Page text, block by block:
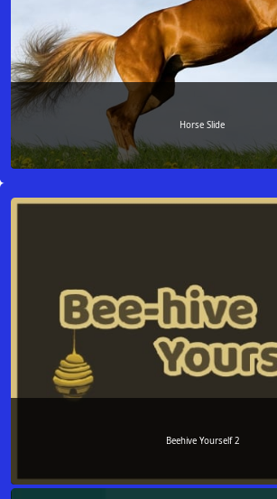
Horse Slide
Beehive Yourself 2